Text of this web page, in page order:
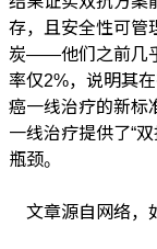
存，且安全性可管
炭——他们之前几
率仅2%，说明其
癌一线治疗的新标
一线治疗提供了“
瓶颈。
文章源自网络，